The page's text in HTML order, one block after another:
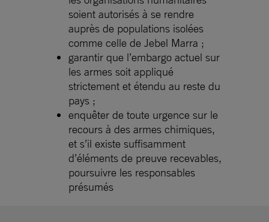
soient autorisés à se rendre
auprès de populations isolées
comme celle de Jebel Marra ;
garantir que l’embargo actuel sur
les armes soit appliqué
strictement et étendu au reste du
pays ;
enquêter de toute urgence sur le
recours à des armes chimiques,
et s’il existe suffisamment
d’éléments de preuve recevables,
poursuivre les responsables
présumés